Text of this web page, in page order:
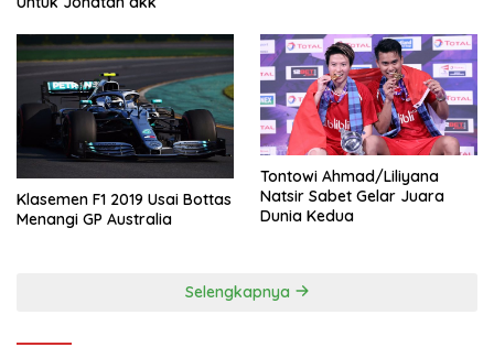
Klasemen F1 2019 Usai Bottas
Menangi GP Australia
Tontowi Ahmad/Liliyana
Natsir Sabet Gelar Juara
Dunia Kedua
Selengkapnya